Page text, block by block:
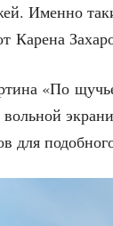
Имен­но
Каре­на
«По
воль­ной
для